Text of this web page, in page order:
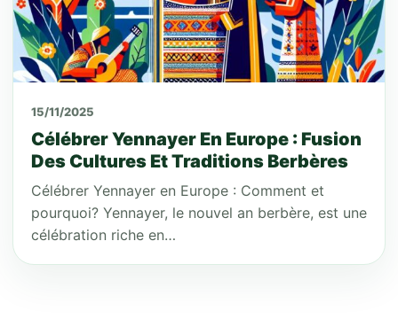
15/11/2025
Célébrer Yennayer En Europe : Fusion
Des Cultures Et Traditions Berbères
Célébrer Yennayer en Europe : Comment et
pourquoi? Yennayer, le nouvel an berbère, est une
célébration riche en…